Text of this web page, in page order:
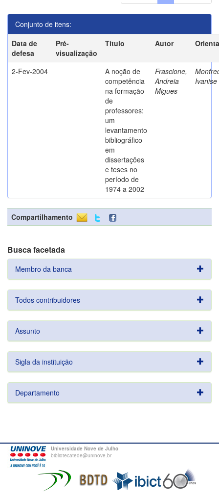
Conjunto de itens:
Data de
defesa
Pré-
visualização
Título Autor
2-Fev-2004
A noção de
competência
na formação
de
professores:
um
levantamento
bibliográfico
em
dissertações
e teses no
período de
1974 a 2002
Frascione,
Andreia
Migues
Ivanise
Compartilhamento
Busca facetada
Membro da banca
Todos contribuidores
Assunto
Sigla da instituição
Departamento
Universidade Nove de Julho
bibliotecatede@uninove.br